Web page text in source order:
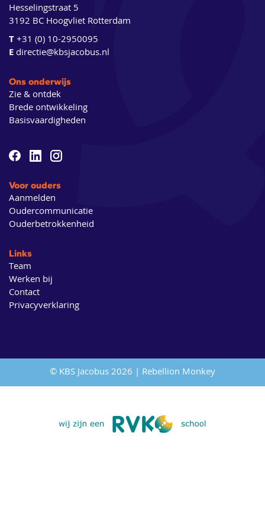
Hesselingstraat 5
3192 BC Hoogvliet Rotterdam
T +31 (0) 10-2950095
E directie@kbsjacobus.nl
Ons onderwijs
Zie & ontdek
Brede ontwikkeling
Basisvaardigheden
Voor ouders
Aanmelden
Oudercommunicatie
Ouderbetrokkenheid
Links
Team
Werken bij
Contact
Privacyverklaring
© KBS Jacobus 2026 | Rebellion Monkey